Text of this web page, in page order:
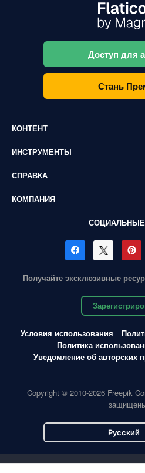
Доступ для
Стань
КОНТЕНТ
ИНСТРУМЕНТЫ
СПРАВКА
КОМПАНИЯ
Получайте эксклюзивные
Условия использования
Политика
Уведомление об авторских
Copyright © 2010-2026 Freepik
Pусский